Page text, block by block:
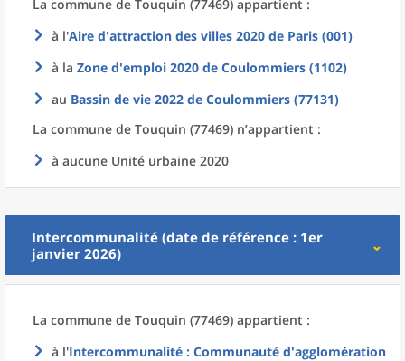
La commune de Touquin (77469) appartient :
à l'Aire d'attraction des villes 2020 de Paris (001)
à la Zone d'emploi 2020 de Coulommiers (1102)
au Bassin de vie 2022 de Coulommiers (77131)
La commune de Touquin (77469) n’appartient :
à aucune Unité urbaine 2020
Intercommunalité (date de référence : 1er
janvier 2026)
La commune de Touquin (77469) appartient :
à l'Intercommunalité : Communauté d'agglomération